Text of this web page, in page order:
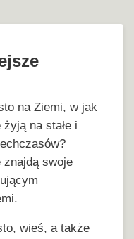
na Ziemi, w jak
na stałe i
znajdą swoje
wieś, a także